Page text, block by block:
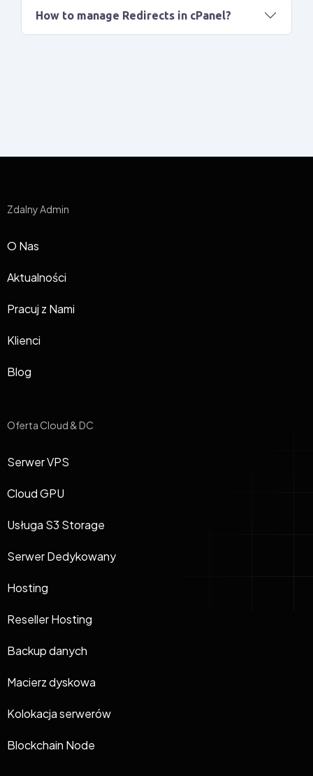
How to manage Redirects in cPanel?
Zdalny Admin
O Nas
Aktualności
Pracuj z Nami
Klienci
Blog
Oferta Cloud & DC
Serwer VPS
Cloud GPU
Usługa S3 Storage
Serwer Dedykowany
Hosting
Reseller Hosting
Backup danych
Macierz dyskowa
Kolokacja serwerów
Blockchain Node